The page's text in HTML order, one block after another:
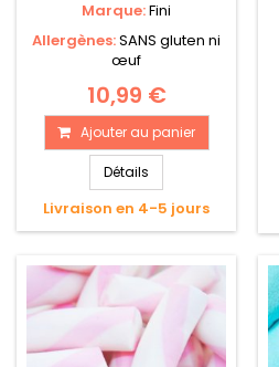
Marque:Fini
Allergènes:SANS gluten ni
œuf
10,99 €
Ajouter au panier
Détails
Livraison en 4-5 jours